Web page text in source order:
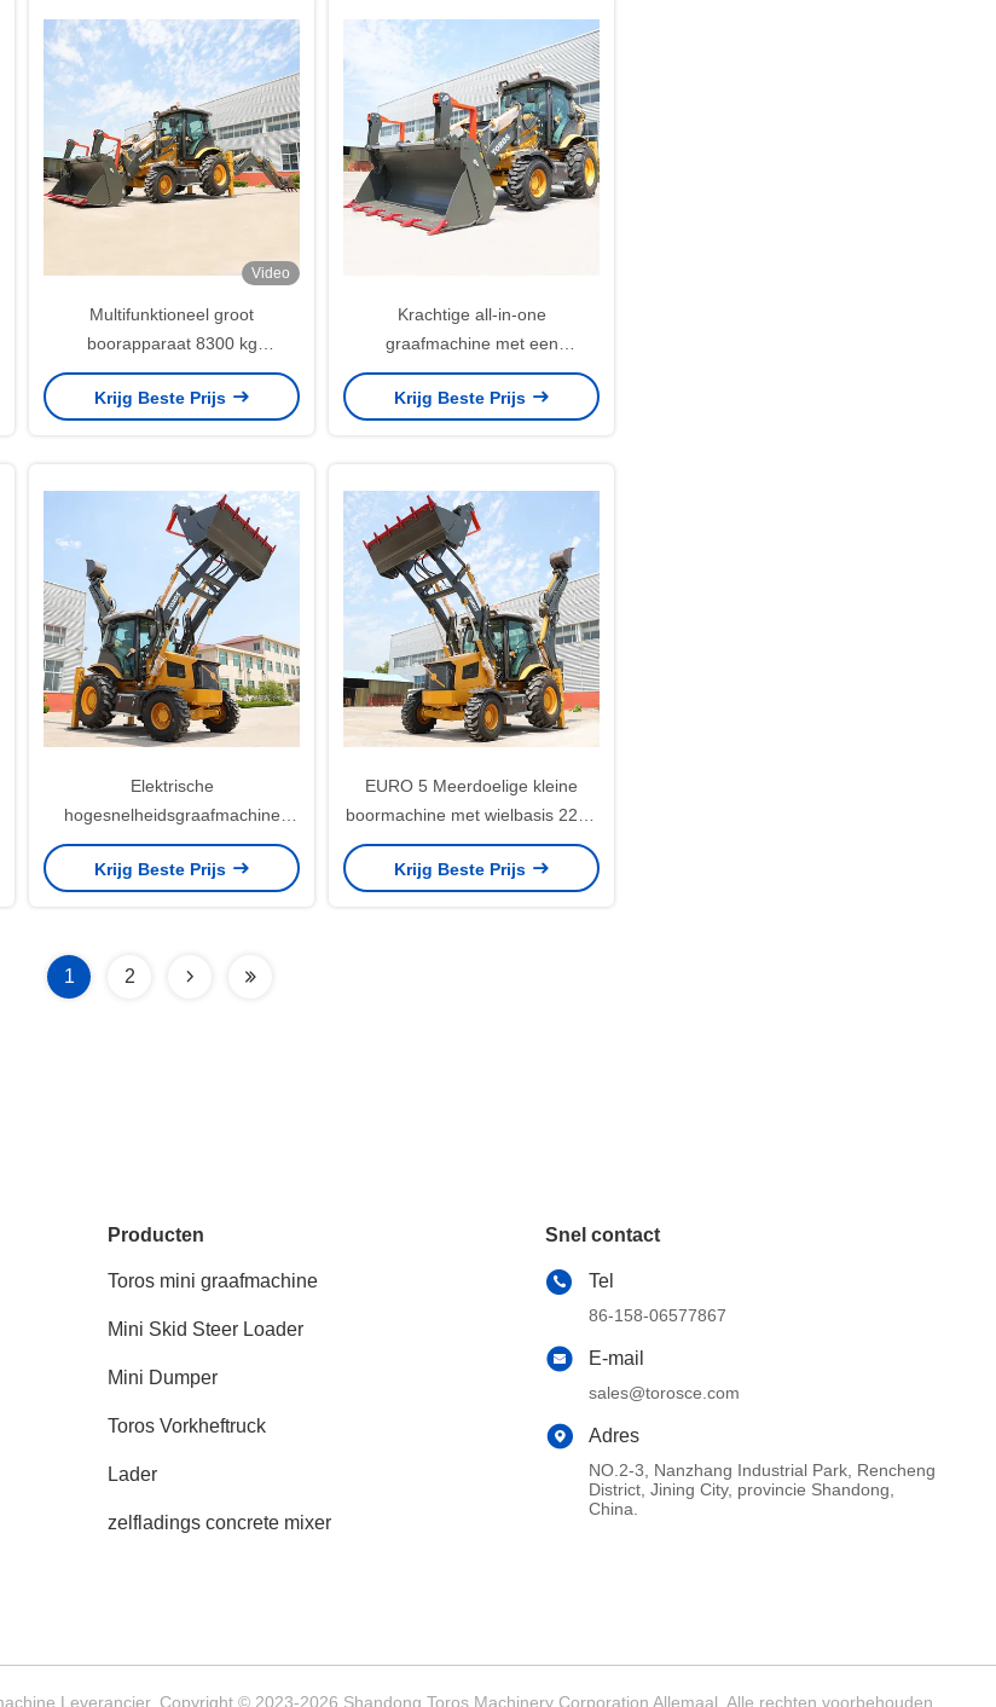
Video
Multifunktioneel groot
boorapparaat 8300 kg
totaalgewicht
Krijg Beste Prijs
Krachtige all-in-one
graafmachine met een
emmercapaciteit van 1m3
Krijg Beste Prijs
Elektrische
hogesnelheidsgraafmachine
2400 r/min
Krijg Beste Prijs
EURO 5 Meerdoelige kleine
boormachine met wielbasis 2200
mm
Krijg Beste Prijs
1 2
Producten
Toros mini graafmachine
Mini Skid Steer Loader
Mini Dumper
Toros Vorkheftruck
Lader
zelfladings concrete mixer
Snel contact
Tel
86-158-06577867
E-mail
sales@torosce.com
Adres
NO.2-3, Nanzhang Industrial Park, Rencheng
District, Jining City, provincie Shandong,
China.
Leverancier. Copyright © 2023-2026 Shandong Toros Machinery Corporation Allemaal. Alle rechten voorbehouden.